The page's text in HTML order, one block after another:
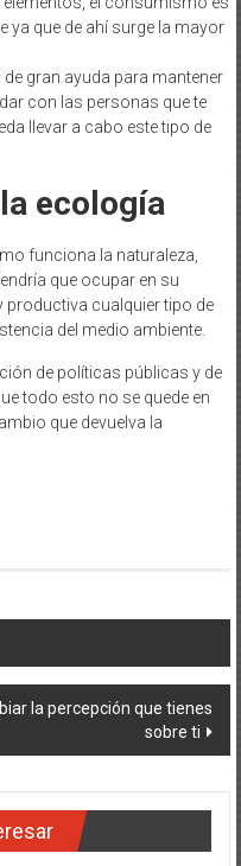
ya que de ahí surge la mayor
de gran ayuda para mantener
con las personas que te
llevar a cabo este tipo de
ecología
funciona la naturaleza,
que ocupar en su
cualquier tipo de
del medio ambiente.
de políticas públicas y de
todo esto no se quede en
que devuelva la
la percepción que tienes
sobre ti